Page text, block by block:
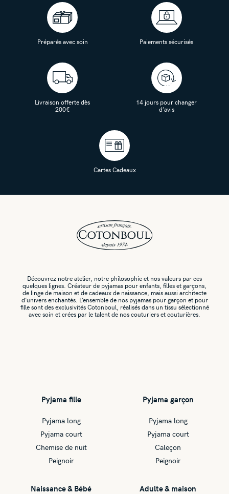
Préparés avec soin Paiements sécurisés
Livraison offerte dès
200€
14 jours pour changer
d’avis
Cartes Cadeaux
Découvrez notre atelier, notre philosophie et nos valeurs par ces
quelques lignes. Créateur de pyjamas pour enfants, filles et garçons,
de linge de maison et de cadeaux de naissance, mais aussi architecte
d’univers enchantés. L’ensemble de nos pyjamas pour garçon et pour
fille sont des exclusivités Cotonboul, réalisés dans un tissu sélectionné
avec soin et crées par le talent de nos couturiers et couturières.
Pyjama fille
Pyjama long
Pyjama court
Chemise de nuit
Peignoir
Pyjama garçon
Pyjama long
Pyjama court
Caleçon
Peignoir
Naissance & Bébé Adulte & maison